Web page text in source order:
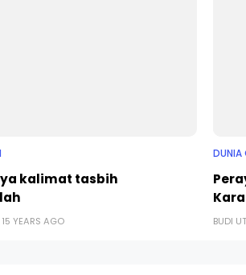
kalimat tasbih
15 YEARS AGO
DUNIA
BUDI